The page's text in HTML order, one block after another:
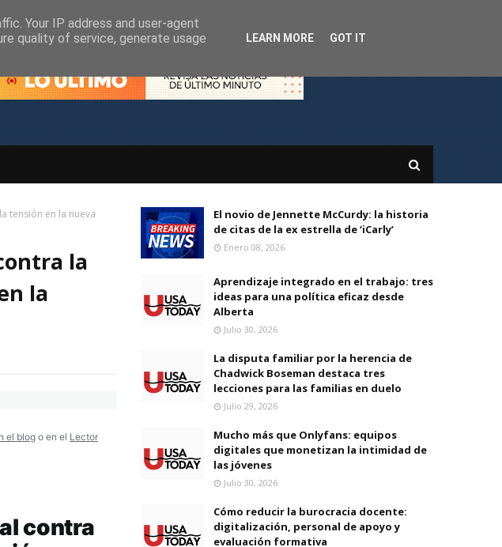
tensión en la nueva
la
la
el blog o en el Lector
contra
El novio de Jennette McCurdy: la historia
de citas de la ex estrella de ‘iCarly’
Enero 08, 2026
Aprendizaje integrado en el trabajo: tres
ideas para una política eficaz desde
Alberta
Julio 30, 2026
La disputa familiar por la herencia de
Chadwick Boseman destaca tres
lecciones para las familias en duelo
Julio 29, 2026
Mucho más que Onlyfans: equipos
digitales que monetizan la intimidad de
las jóvenes
Julio 30, 2026
Cómo reducir la burocracia docente:
digitalización, personal de apoyo y
evaluación formativa
Your IP address and user-agent
quality of service, generate usage
LEARN MORE GOT IT